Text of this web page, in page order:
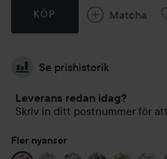
KÖP Matcha
Se prishistorik
Leverans redan idag?
Skriv in ditt postnummer för
Fler nyanser